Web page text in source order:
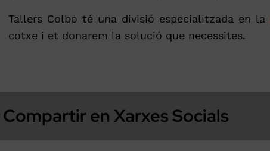
Tallers Colbo té una divisió especialitzada en la
cotxe i et donarem la solució que necessites.
Compartir en Xarxes Socials